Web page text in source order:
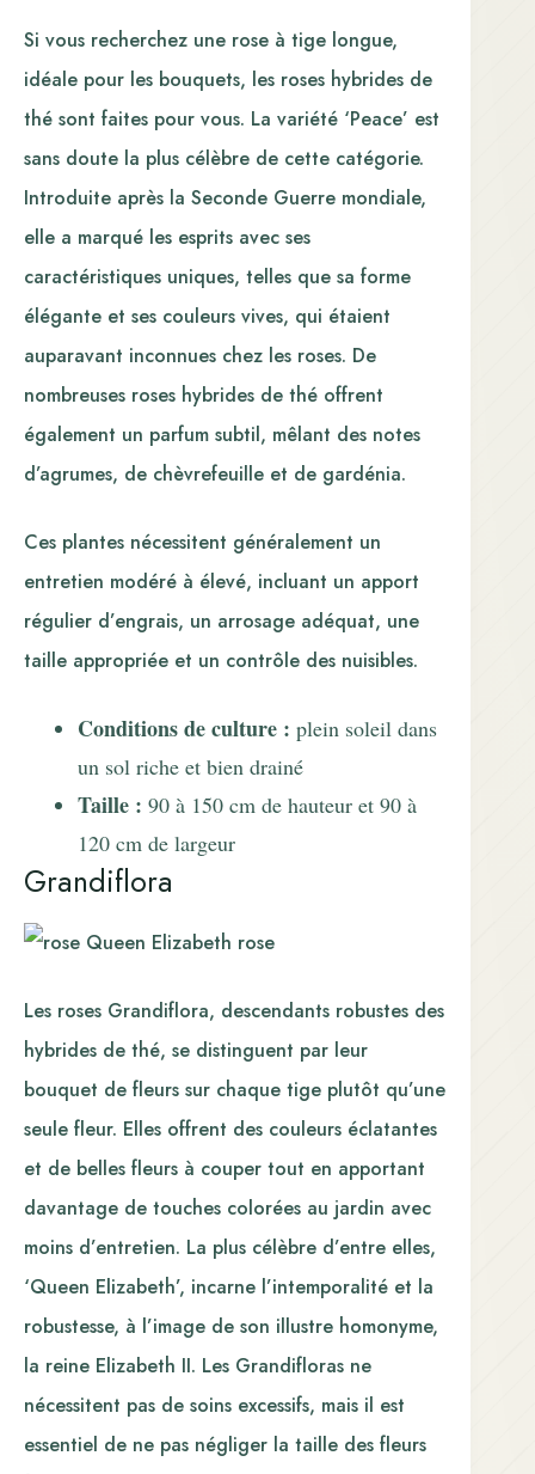
Si vous recherchez une rose à tige longue,
idéale pour les bouquets, les roses hybrides de
thé sont faites pour vous. La variété ‘Peace’ est
sans doute la plus célèbre de cette catégorie.
Introduite après la Seconde Guerre mondiale,
elle a marqué les esprits avec ses
caractéristiques uniques, telles que sa forme
élégante et ses couleurs vives, qui étaient
auparavant inconnues chez les roses. De
nombreuses roses hybrides de thé offrent
également un parfum subtil, mêlant des notes
d’agrumes, de chèvrefeuille et de gardénia.
Ces plantes nécessitent généralement un
entretien modéré à élevé, incluant un apport
régulier d’engrais, un arrosage adéquat, une
taille appropriée et un contrôle des nuisibles.
Conditions de culture : plein soleil dans
un sol riche et bien drainé
Taille : 90 à 150 cm de hauteur et 90 à
120 cm de largeur
Grandiflora
Les roses Grandiflora, descendants robustes des
hybrides de thé, se distinguent par leur
bouquet de fleurs sur chaque tige plutôt qu’une
seule fleur. Elles offrent des couleurs éclatantes
et de belles fleurs à couper tout en apportant
davantage de touches colorées au jardin avec
moins d’entretien. La plus célèbre d’entre elles,
‘Queen Elizabeth’, incarne l’intemporalité et la
robustesse, à l’image de son illustre homonyme,
la reine Elizabeth II. Les Grandifloras ne
nécessitent pas de soins excessifs, mais il est
essentiel de ne pas négliger la taille des fleurs